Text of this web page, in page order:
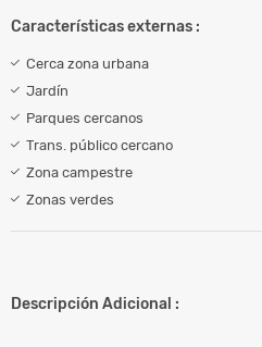
Características externas :
Cerca zona urbana
Jardín
Parques cercanos
Trans. público cercano
Zona campestre
Zonas verdes
Descripción Adicional :